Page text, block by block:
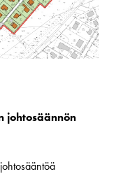
johtosäännön